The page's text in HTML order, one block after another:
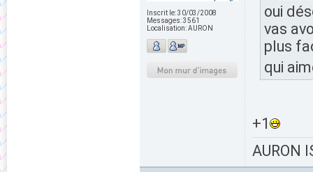
Inscrit le:30/03/2008
Messages:3561
Localisation:AURON
oui
vas
plus
qui
+1
AURON